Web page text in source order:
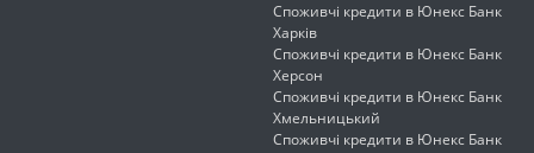
Споживчі кредити в Юнекс Банк
Харків
Споживчі кредити в Юнекс Банк
Херсон
Споживчі кредити в Юнекс Банк
Хмельницький
Споживчі кредити в Юнекс Банк